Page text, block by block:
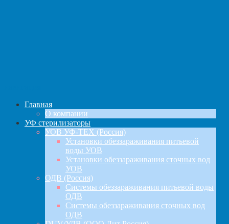
Главная
О компании
УФ стерилизаторы
УОВ УФ-ТЕХ (Россия)
Установки обеззараживания питьевой
воды УОВ
Установки обеззараживания сточных вод
УОВ
ОДВ (Россия)
Системы обеззараживания питьевой воды
ОДВ
Системы обеззараживания сточных вод
ОДВ